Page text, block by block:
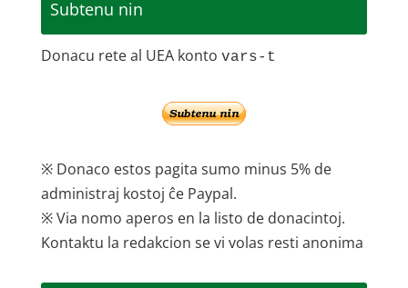
Subtenu nin
Donacu rete al UEA konto vars-t
※ Donaco estos pagita sumo minus 5% de
administraj kostoj ĉe Paypal.
※ Via nomo aperos en la listo de donacintoj.
Kontaktu la redakcion se vi volas resti anonima